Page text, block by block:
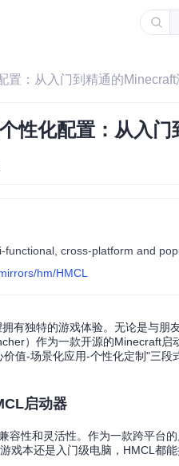
置：从入门到精通的
性化配置：从入
functional, cross-platform and
hm/HMCL
有独特的游戏体验。无论是与
）作为一款开源的Minecraft
值-场景化应用-个性化定制"三
启动器
容性和灵活性。作为一款跨平台
戏本还是入门级电脑，HMCL都能